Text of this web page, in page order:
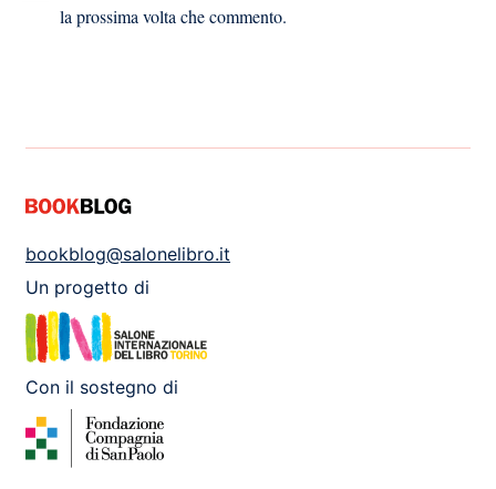
la prossima volta che commento.
bookblog@salonelibro.it
Un progetto di
Con il sostegno di